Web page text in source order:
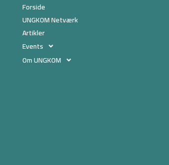
Forside
UNGKOM Netværk
Artikler
Events
Om UNGKOM